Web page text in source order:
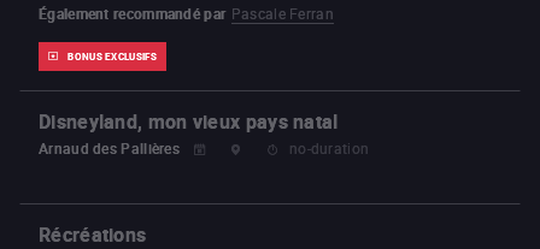
BONUS EXCLUSIFS
Également recommandé par Pascale Ferran
Disneyland, mon vieux pays natal
Arnaud des Pallières no-duration
Récréations